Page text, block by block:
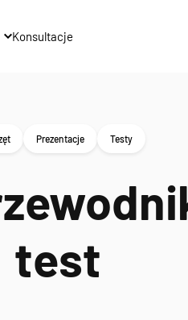
Konsultacje
Prezentacje Testy
test